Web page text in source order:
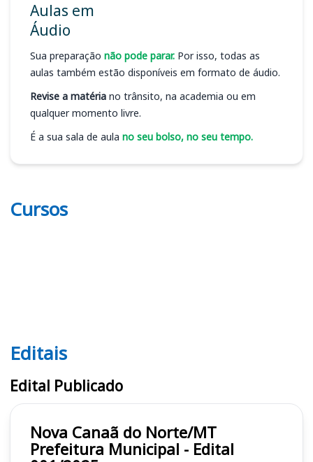
Aulas em
Áudio
Sua preparação não pode parar. Por isso, todas as
aulas também estão disponíveis em formato de áudio.
Revise a matéria no trânsito, na academia ou em
qualquer momento livre.
É a sua sala de aula no seu bolso, no seu tempo.
Cursos
Editais
Editais
Edital Publicado
Nova Canaã do Norte/MT
Prefeitura Municipal - Edital